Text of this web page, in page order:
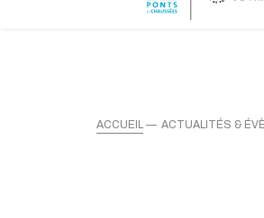
ACCUEIL ACTUALITÉS &